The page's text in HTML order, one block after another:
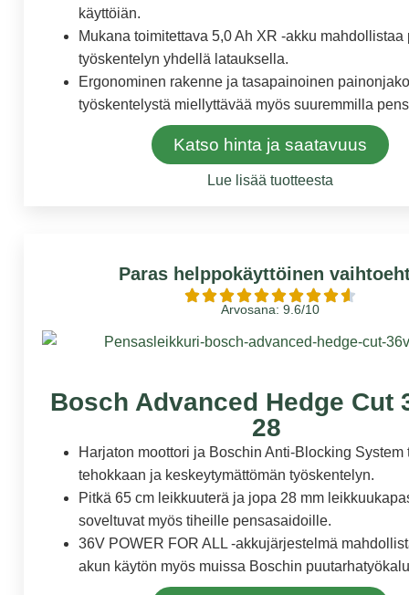
käyttöiän.
Mukana toimitettava 5,0 Ah XR -akku mahdollistaa
työskentelyn yhdellä latauksella.
Ergonominen rakenne ja tasapainoinen
työskentelystä miellyttävää myös suuremmilla
Katso hinta ja saatavuus
Lue lisää tuotteesta
Paras helppokäyttöinen
Arvosana: 9.6/10
Bosch Advanced Hedge Cut
28
Harjaton moottori ja Boschin Anti-Blocking System
tehokkaan ja keskeytymättömän työskentelyn.
Pitkä 65 cm leikkuuterä ja jopa 28 mm
soveltuvat myös tiheille pensasaidoille.
36V POWER FOR ALL -akkujärjestelmä
akun käytön myös muissa Boschin